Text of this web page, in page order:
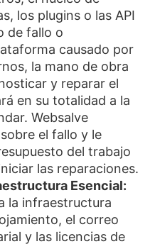
los plugins o las API
de fallo o
causado por
la mano de obra
y reparar el
en su totalidad a la
Websalve
el fallo y le
del trabajo
las reparaciones.
Esencial:
la infraestructura
el correo
y las licencias de